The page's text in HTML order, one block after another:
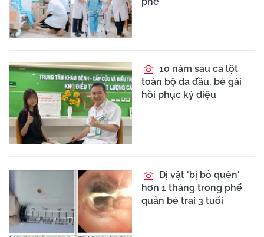
10 năm sau ca lột
toàn bộ da đầu, bé gái
hồi phục kỳ diệu
Dị vật 'bị bỏ quên'
hơn 1 tháng trong phế
quản bé trai 3 tuổi